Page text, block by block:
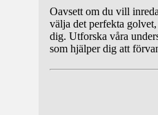
Oavsett om du vill
välja det perfekta
dig. Utforska våra
som hjälper dig att